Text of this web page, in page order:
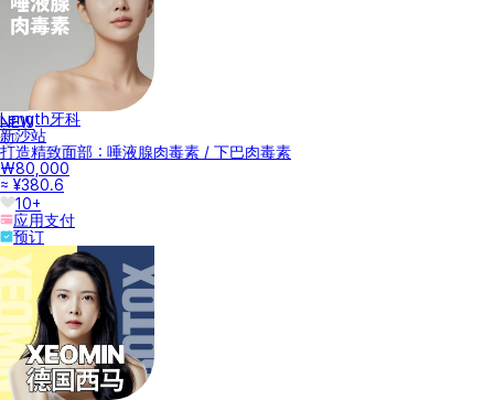
NEW
Length牙科
新沙站
打造精致面部：唾液腺肉毒素 / 下巴肉毒素
₩80,000
≈ ¥380.6
10+
应用支付
预订